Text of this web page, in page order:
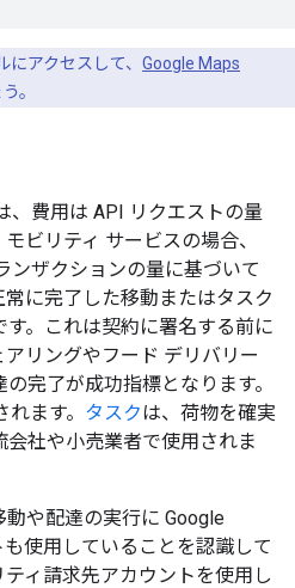
アクセスして、 Google Maps
。
、費用は API リクエストの量
ビリティ サービスの場合、
ンザクションの量に基づいて
に完了した移動またはタスク
す。これは契約に署名する前に
リングやフード デリバリー
完了が成功指標となります。
ます。 タスクは、荷物を確実
社や小売業者で使用されま
や配達の実行に Google
使用していることを認識して
ィ請求先アカウントを使用し